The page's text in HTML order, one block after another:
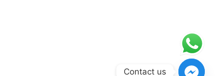
Contact us